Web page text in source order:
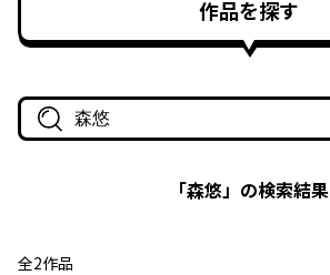
作品を探す
作品名・作家名で探す
「森悠」の検索結果
全2作品